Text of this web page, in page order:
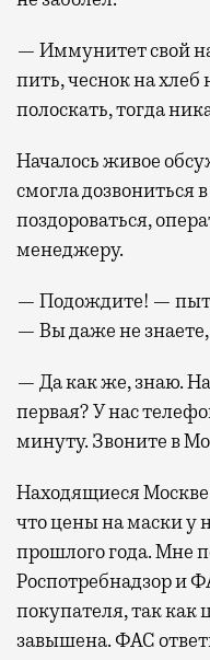
— Иммунитет свой
пить, чеснок на хлеб
полоскать, тогда
Началось живое
смогла дозвониться
поздороваться,
менеджеру.
— Подождите! —
— Вы даже не знаете,
— Да как же, знаю.
первая? У нас
минуту. Звоните в
Находящиеся
что цены на маски у
прошлого года. Мне
Роспотребнадзор и
покупателя, так как
завышена. ФАС